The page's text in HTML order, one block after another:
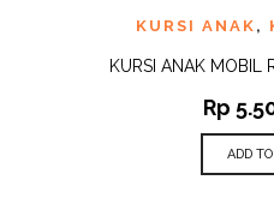
KURSI ANAK ,
KURSI ANAK MOBIL
Rp
ADD